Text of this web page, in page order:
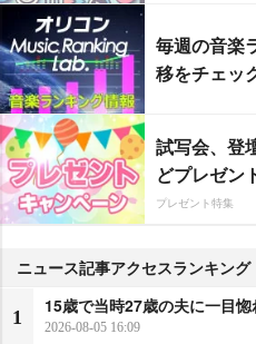
毎週の音楽
移をチェッ
試写会、登
どプレゼン
プレゼント特集
ニュース記事アクセスランキング
1
15歳で当時27歳の夫に一目惚
2026-08-05 16:09